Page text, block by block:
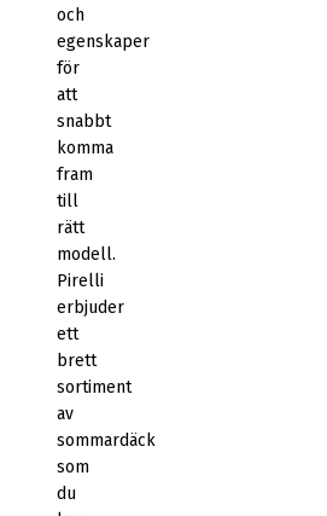
och
egenskaper
för
att
snabbt
komma
fram
till
rätt
modell.
Pirelli
erbjuder
ett
brett
sortiment
av
sommardäck
som
du